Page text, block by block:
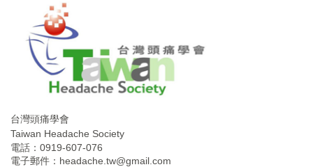
台灣頭痛學會
Taiwan Headache Society
電話：0919-607-076
電子郵件： headache.tw@gmail.com